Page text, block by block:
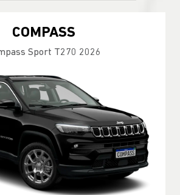
COMPASS
Sport T270 2026